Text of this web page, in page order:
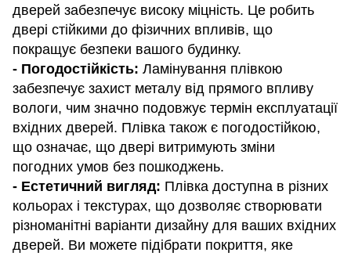
дверей забезпечує високу міцність. Це робить
двері стійкими до фізичних впливів, що
покращує безпеки вашого будинку.
- Погодостійкість: Ламінування плівкою
забезпечує захист металу від прямого впливу
вологи, чим значно подовжує термін експлуатації
вхідних дверей. Плівка також є погодостійкою,
що означає, що двері витримують зміни
погодних умов без пошкоджень.
- Естетичний вигляд: Плівка доступна в різних
кольорах і текстурах, що дозволяє створювати
різноманітні варіанти дизайну для ваших вхідних
дверей. Ви можете підібрати покриття, яке